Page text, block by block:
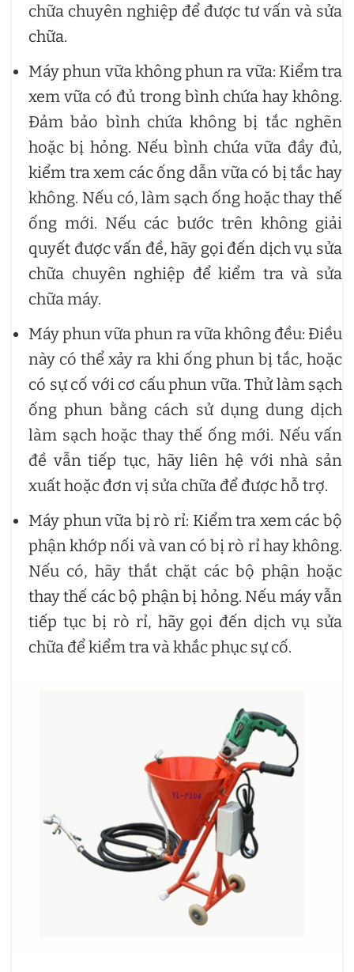
chữa chuyên nghiệp để được tư vấn và sửa
chữa.
Máy phun vữa không phun ra vữa: Kiểm tra
xem vữa có đủ trong bình chứa hay không.
Đảm bảo bình chứa không bị tắc nghẽn
hoặc bị hỏng. Nếu bình chứa vữa đầy đủ,
kiểm tra xem các ống dẫn vữa có bị tắc hay
không. Nếu có, làm sạch ống hoặc thay thế
ống mới. Nếu các bước trên không giải
quyết được vấn đề, hãy gọi đến dịch vụ sửa
chữa chuyên nghiệp để kiểm tra và sửa
chữa máy.
Máy phun vữa phun ra vữa không đều: Điều
này có thể xảy ra khi ống phun bị tắc, hoặc
có sự cố với cơ cấu phun vữa. Thử làm sạch
ống phun bằng cách sử dụng dung dịch
làm sạch hoặc thay thế ống mới. Nếu vấn
đề vẫn tiếp tục, hãy liên hệ với nhà sản
xuất hoặc đơn vị sửa chữa để được hỗ trợ.
Máy phun vữa bị rò rỉ: Kiểm tra xem các bộ
phận khớp nối và van có bị rò rỉ hay không.
Nếu có, hãy thắt chặt các bộ phận hoặc
thay thế các bộ phận bị hỏng. Nếu máy vẫn
tiếp tục bị rò rỉ, hãy gọi đến dịch vụ sửa
chữa để kiểm tra và khắc phục sự cố.